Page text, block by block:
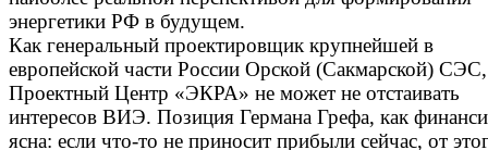
энергетики РФ в будущем.
Как генеральный проектировщик крупнейшей в
европейской части России Орской (Сакмарской) СЭС,
Проектный Центр «ЭКРА» не может не отстаивать
интересов ВИЭ. Позиция Германа Грефа, как
ясна: если что-то не приносит прибыли сейчас, от